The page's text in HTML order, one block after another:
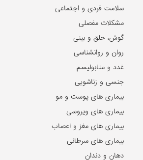
سلامت فردی و اجتماعی
مشکلات مفصلی
گوش، حلق و بینی
روان و روانشناسی
غدد و متابولیسم
جنسی و زناشویی
بیماری های پوست و مو
بیماری های ویروسی
بیماری های مغز و اعصاب
بیماری های سرطانی
دهان و دندان